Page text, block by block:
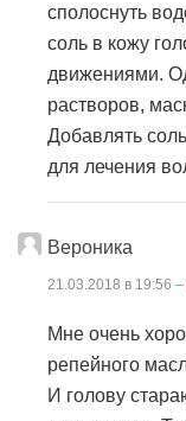
сполоснуть
соль в кожу
движениями.
растворов,
Добавлять
для лечения
Вероника
21.03.2018 в 19:56 –
Мне очень
репейного
И голову